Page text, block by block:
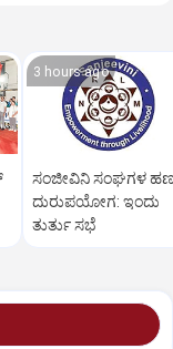
3 hours ago
ಸಂಜೀವಿನಿ ಸಂಘಗಳ
ದುರುಪಯೋಗ: ಇಂದು
ತುರ್ತು ಸಭೆ